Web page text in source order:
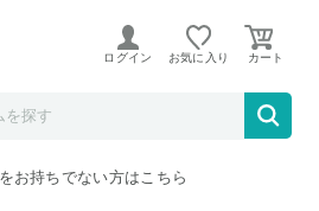
ります。
ログイン お気に入り
い終了、またはただいま取り扱い
お持ちでない方はこちら